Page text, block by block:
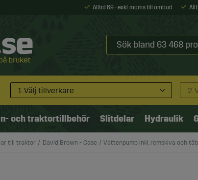
Alltid 69:- exkl. moms till ombud
1. Välj tillverkare 2.
och traktortillbehör Slitdelar Hydraulik
till traktor David Brown - Case Vattenpump inkl. remskiva och